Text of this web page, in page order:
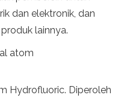
dan elektronik, dan
lainnya.
atom
Hydrofluoric. Diperoleh